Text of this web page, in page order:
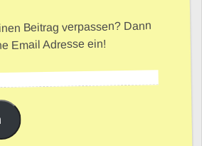
Beitrag verpassen? Dann
Email Adresse ein!